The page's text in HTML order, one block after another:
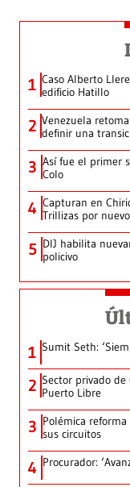
1 Caso Alberto
edificio Hatillo
2 Venezuela
definir una
3 Así fue el primer
Colo
4 Capturan en
Trillizas por
5 DIJ habilita
policivo
1 Sumit Seth:
2 Sector privado
Puerto Libre
3 Polémica
sus circuitos
4 Procurador: